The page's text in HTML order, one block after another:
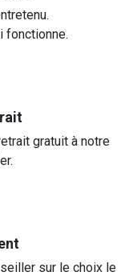
fonctionne.
gratuit à notre
sur le choix le